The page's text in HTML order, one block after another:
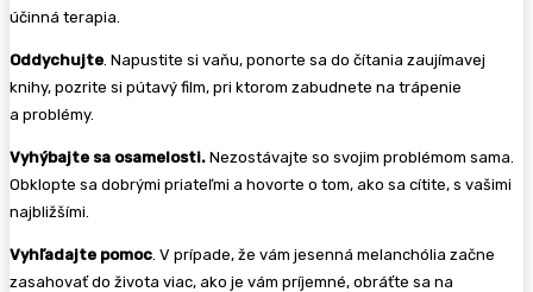
účinná terapia.
Oddychujte . Napustite si vaňu, ponorte sa do čítania zaujímavej
knihy, pozrite si pútavý film, pri ktorom zabudnete na trápenie
a problémy.
Vyhýbajte sa osamelosti. Nezostávajte so svojim problémom sama.
Obklopte sa dobrými priateľmi a hovorte o tom, ako sa cítite, s vašimi
najbližšími.
Vyhľadajte pomoc . V prípade, že vám jesenná melanchólia začne
zasahovať do života viac, ako je vám príjemné, obráťte sa na